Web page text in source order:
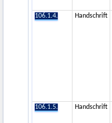
106.1.4.
Handschrift
106.1.5.
Handschrift